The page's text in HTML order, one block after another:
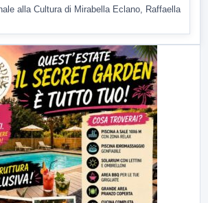
alla Cultura di Mirabella Eclano, Raffaella